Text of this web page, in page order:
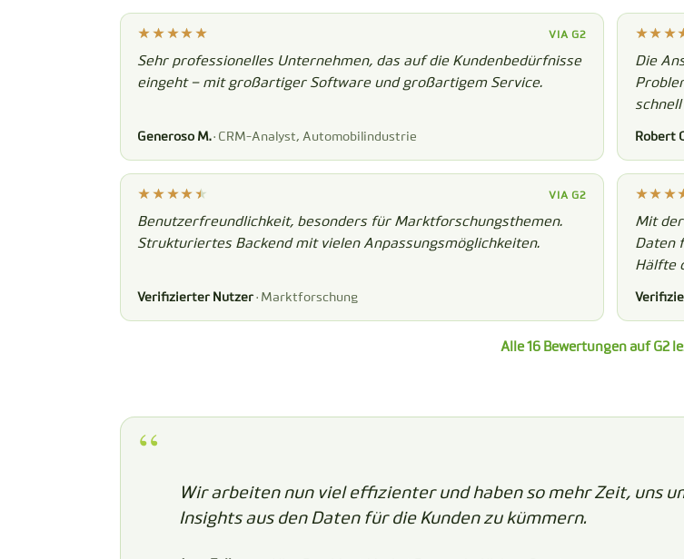
VIA G2
Sehr professionelles Unternehmen, das auf die Kundenbedürfnisse
eingeht – mit großartiger Software und großartigem Service.
Generoso M. · CRM-Analyst, Automobilindustrie
Die
schnell
Robert
VIA G2
Benutzerfreundlichkeit, besonders für Marktforschungsthemen.
Strukturiertes Backend mit vielen Anpassungsmöglichkeiten.
Verifizierter Nutzer · Marktforschung
Mit
Daten
Hälfte
Alle 16 Bewertungen auf G2
Wir arbeiten nun viel effizienter und haben so mehr Zeit, uns
Insights aus den Daten für die Kunden zu kümmern.